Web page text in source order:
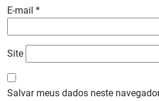
E-mail *
Site
Salvar meus dados neste